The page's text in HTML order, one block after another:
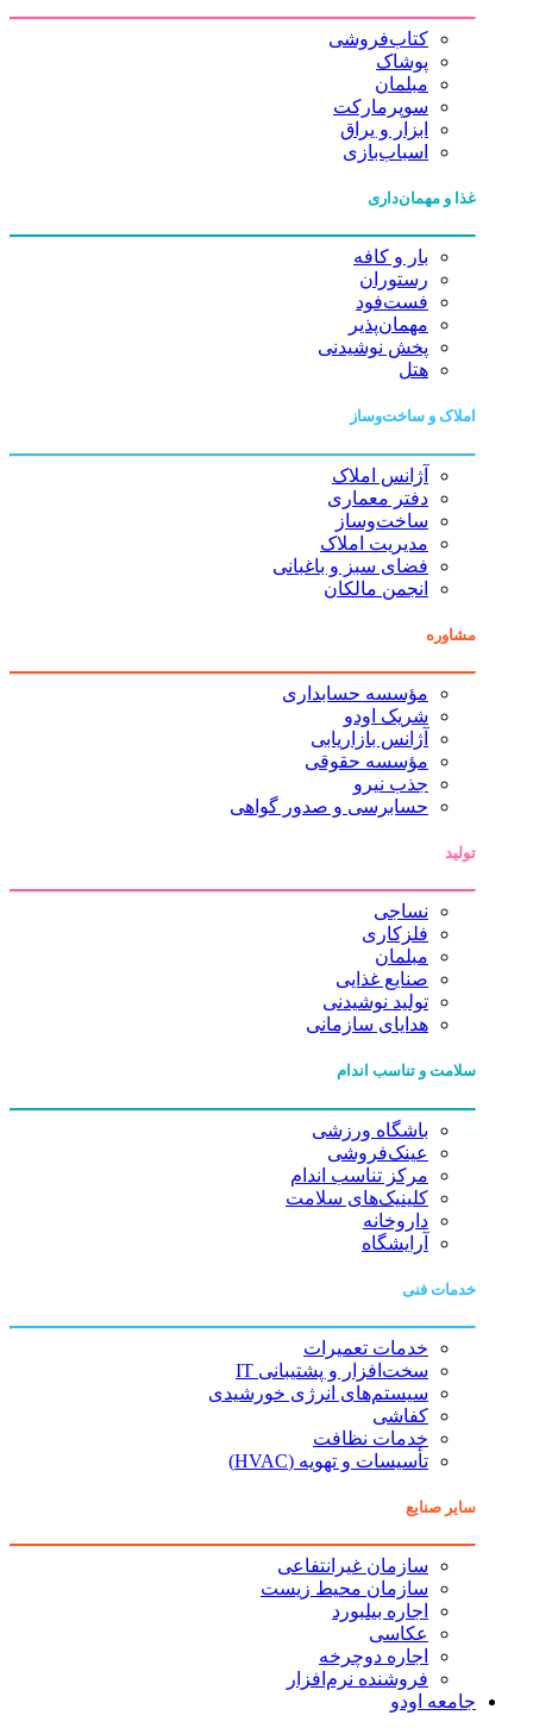
کتاب‌فروشی
پوشاک
مبلمان
سوپرمارکت
ابزار و یراق
اسباب‌بازی
غذا و مهمان‌داری
بار و کافه
رستوران
فست‌فود
مهمان‌پذیر
پخش نوشیدنی
هتل
املاک و ساخت‌وساز
آژانس املاک
دفتر معماری
ساخت‌وساز
مدیریت املاک
فضای سبز و باغبانی
انجمن مالکان
مشاوره
مؤسسه حسابداری
شریک اودو
آژانس بازاریابی
مؤسسه حقوقی
جذب نیرو
حسابرسی و صدور گواهی
تولید
نساجی
فلزکاری
مبلمان
صنایع غذایی
تولید نوشیدنی
هدایای سازمانی
سلامت و تناسب اندام
باشگاه ورزشی
عینک‌فروشی
مرکز تناسب اندام
کلینیک‌های سلامت
داروخانه
آرایشگاه
خدمات فنی
خدمات تعمیرات
سخت‌افزار و پشتیبانی IT
سیستم‌های انرژی خورشیدی
کفاشی
خدمات نظافت
تأسیسات و تهویه (HVAC)
سایر صنایع
سازمان غیرانتفاعی
سازمان محیط زیست
اجاره بیلبورد
عکاسی
اجاره دوچرخه
فروشنده نرم‌افزار
جامعه اودو